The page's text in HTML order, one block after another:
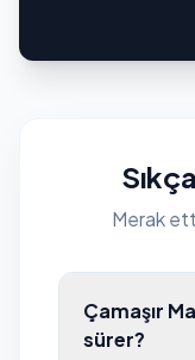
Merak
Çamaşır
sürer?